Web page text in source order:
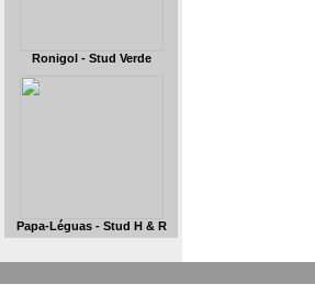
Ronigol - Stud Verde
Papa-Léguas - Stud H & R